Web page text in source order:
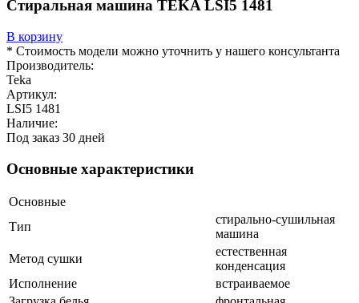
Стиральная машина TEKA LSI5 1481
В корзину
* Стоимость модели можно уточнить у нашего консультанта
Производитель:
Teka
Артикул:
LSI5 1481
Наличие:
Под заказ 30 дней
Основные характеристики
Основные
Тип
стирально-сушильная
машина
Метод сушки
естественная
конденсация
Исполнение
встраиваемое